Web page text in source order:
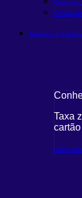
Comprar
Análises e
Taxa
Saiba